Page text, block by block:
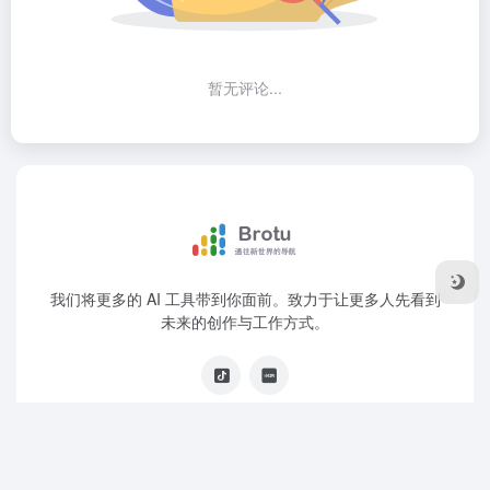
暂无评论...
我们将更多的 AI 工具带到你面前。致力于让更多人先看到
未来的创作与工作方式。